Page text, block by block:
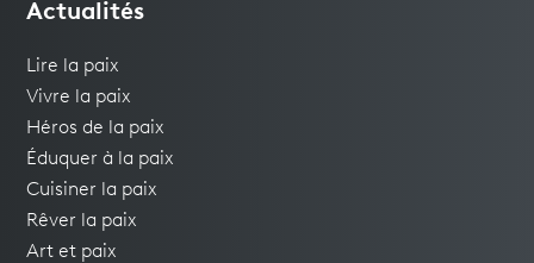
Actualités
Lire la paix
Vivre la paix
Héros de la paix
Éduquer à la paix
Cuisiner la paix
Rêver la paix
Art et paix